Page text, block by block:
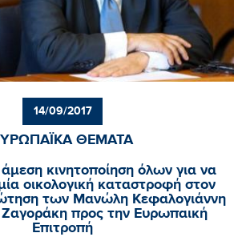
14/09/2017
ΘΕΜΑΤΑ
άμεση κινητοποίηση όλων για να
οικολογική καταστροφή στον
των Μανώλη Κεφαλογιάννη
προς την Ευρωπαική
Επιτροπή